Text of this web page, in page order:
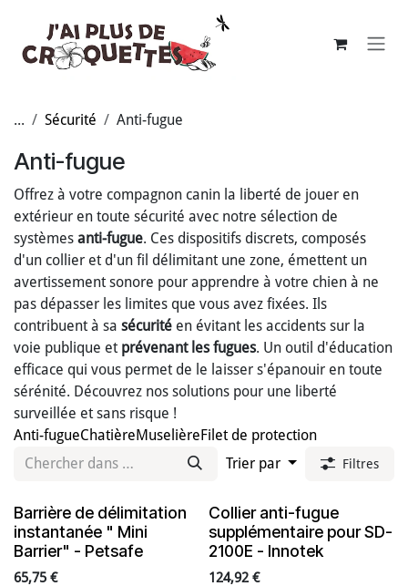
... Sécurité Anti-fugue
Anti-fugue
Offrez à votre compagnon canin la liberté de jouer en
extérieur en toute sécurité avec notre sélection de
systèmes anti-fugue. Ces dispositifs discrets, composés
d'un collier et d'un fil délimitant une zone, émettent un
avertissement sonore pour apprendre à votre chien à ne
pas dépasser les limites que vous avez fixées. Ils
contribuent à sa sécurité en évitant les accidents sur la
voie publique et prévenant les fugues. Un outil d'éducation
efficace qui vous permet de le laisser s'épanouir en toute
sérénité. Découvrez nos solutions pour une liberté
surveillée et sans risque !
Anti-fugueChatièreMuselièreFilet de protection
Trier par
Filtres
Barrière de délimitation
instantanée " Mini
Barrier" - Petsafe
65,75 €
En rupture de stock
Collier anti-fugue
supplémentaire pour SD-
2100E - Innotek
124,92€